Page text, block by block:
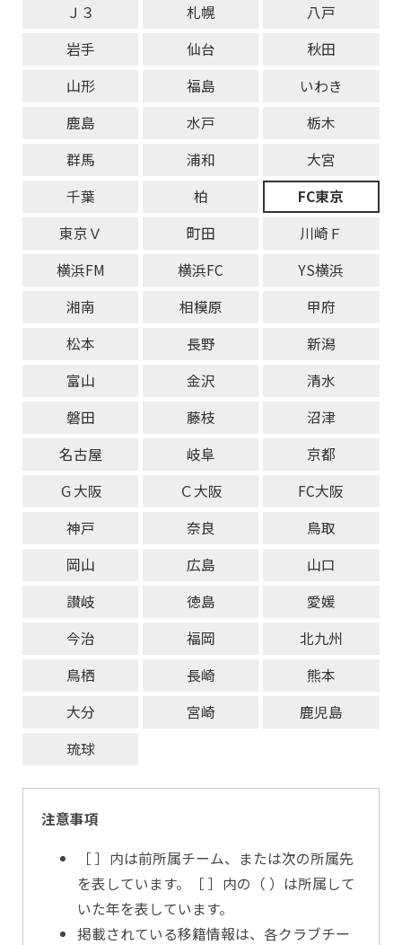
Ｊ３
札幌
八戸
岩手
仙台
秋田
山形
福島
いわき
鹿島
水戸
栃木
群馬
浦和
大宮
千葉
柏
FC東京
東京Ｖ
町田
川崎Ｆ
横浜FM
横浜FC
YS横浜
湘南
相模原
甲府
松本
長野
新潟
富山
金沢
清水
磐田
藤枝
沼津
名古屋
岐阜
京都
Ｇ大阪
Ｃ大阪
FC大阪
神戸
奈良
鳥取
岡山
広島
山口
讃岐
徳島
愛媛
今治
福岡
北九州
鳥栖
長崎
熊本
大分
宮崎
鹿児島
琉球
注意事項
［ ］内は前所属チーム、または次の所属先
を表しています。［ ］内の（ ）は所属して
いた年を表しています。
掲載されている移籍情報は、各クラブチー